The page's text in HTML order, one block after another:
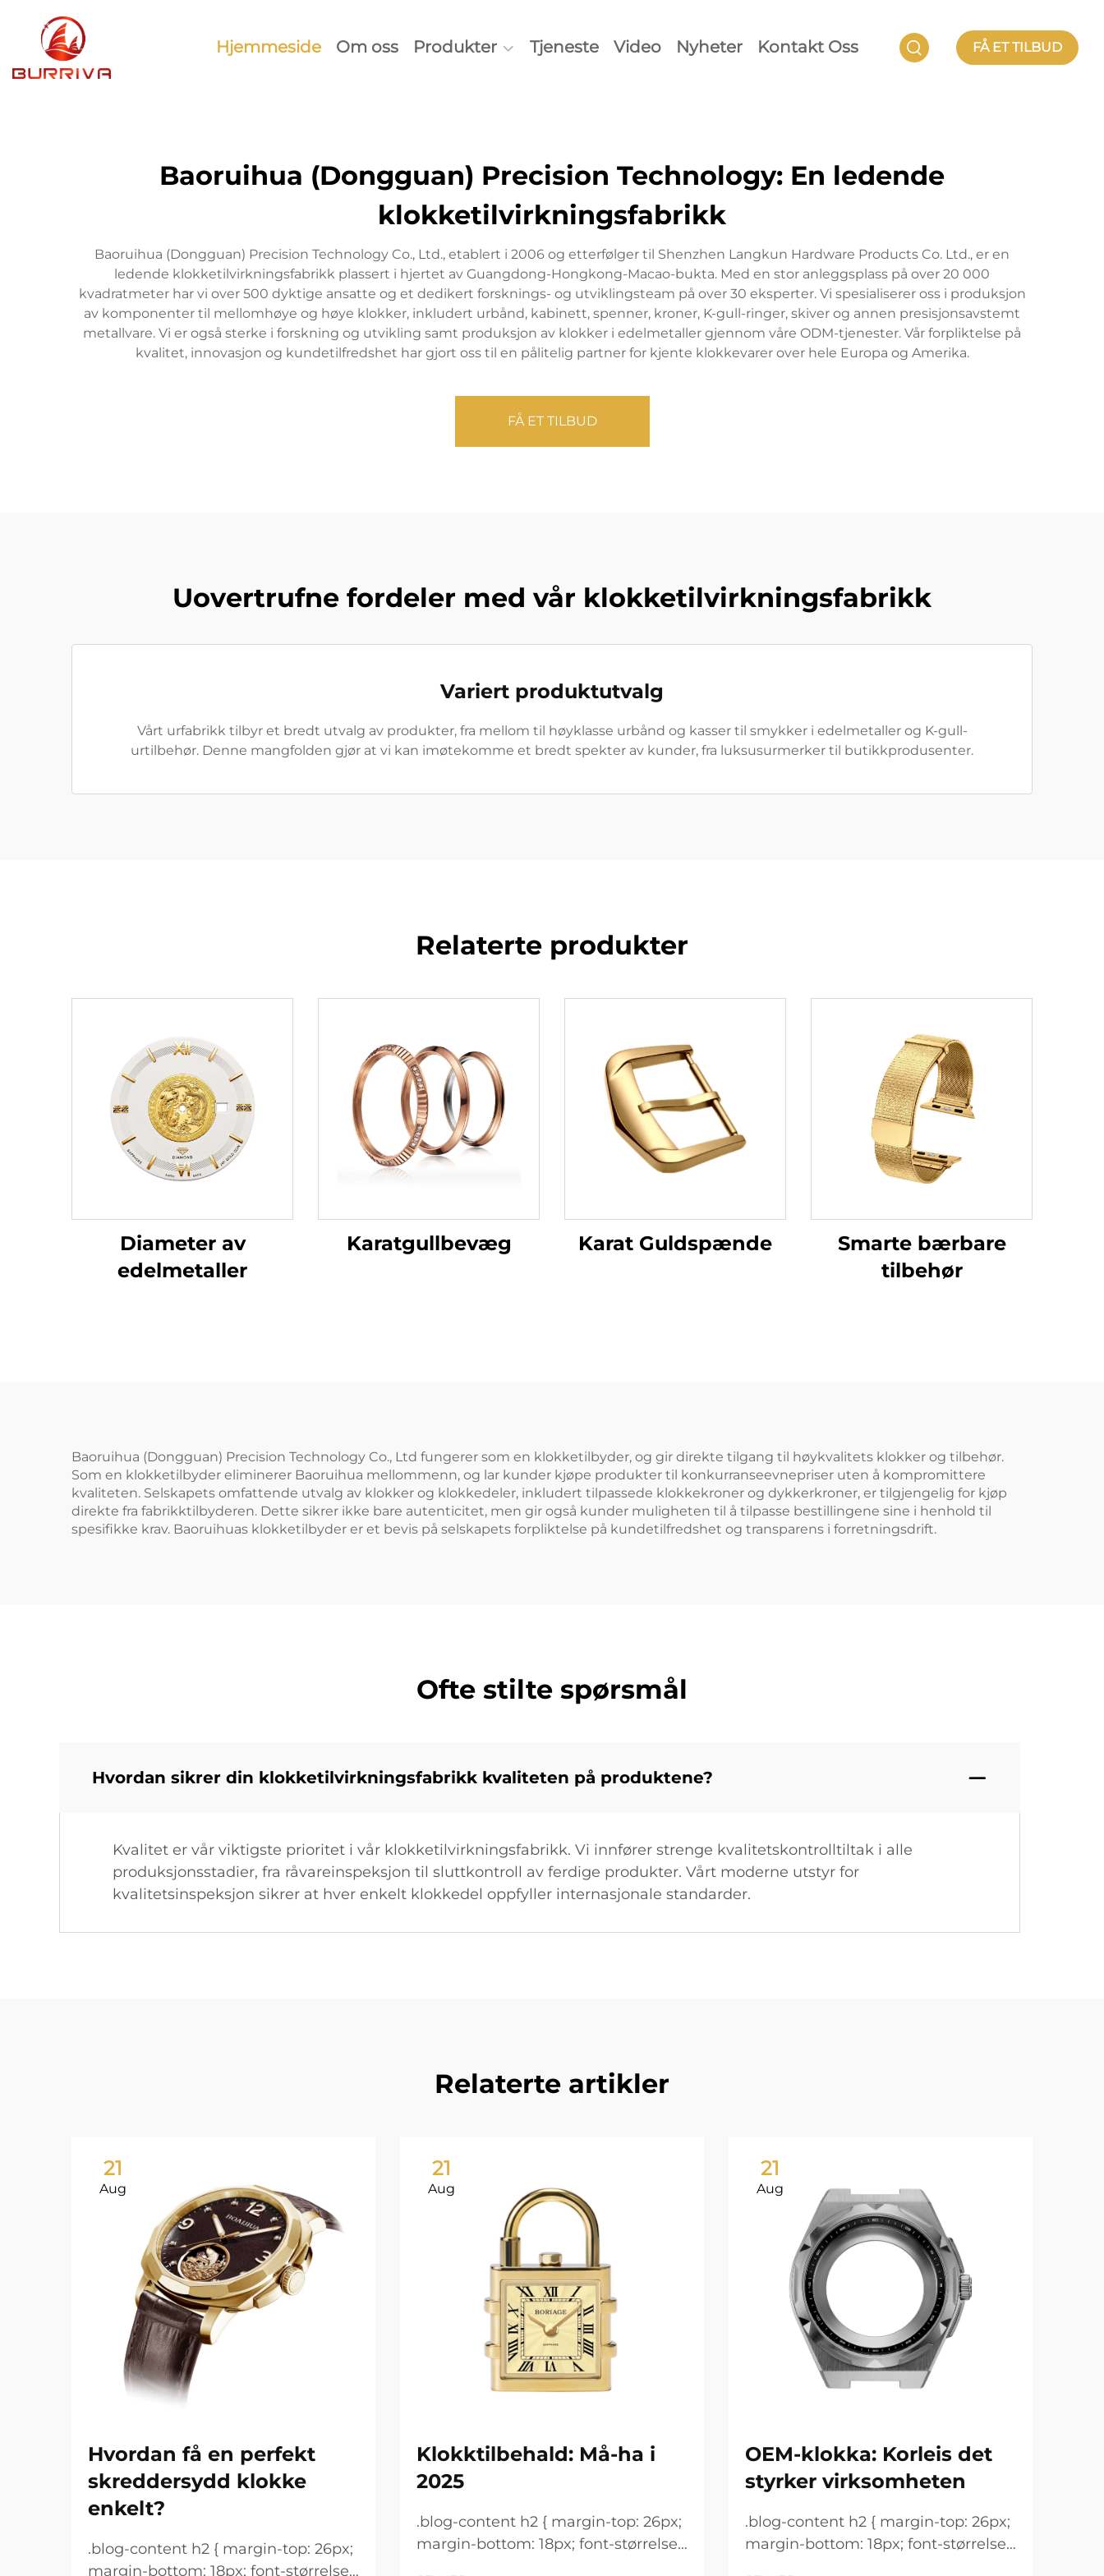
Hjemmeside Om oss Produkter Tjeneste Video Nyheter Kontakt Oss FÅ ET TILBUD
Baoruihua (Dongguan) Precision Technology: En ledende
klokketilvirkningsfabrikk
Baoruihua (Dongguan) Precision Technology Co., Ltd., etablert i 2006 og etterfølger til Shenzhen Langkun Hardware Products Co. Ltd., er en
ledende klokketilvirkningsfabrikk plassert i hjertet av Guangdong-Hongkong-Macao-bukta. Med en stor anleggsplass på over 20 000
kvadratmeter har vi over 500 dyktige ansatte og et dedikert forsknings- og utviklingsteam på over 30 eksperter. Vi spesialiserer oss i produksjon
av komponenter til mellomhøye og høye klokker, inkludert urbånd, kabinett, spenner, kroner, K-gull-ringer, skiver og annen presisjonsavstemt
metallvare. Vi er også sterke i forskning og utvikling samt produksjon av klokker i edelmetaller gjennom våre ODM-tjenester. Vår forpliktelse på
kvalitet, innovasjon og kundetilfredshet har gjort oss til en pålitelig partner for kjente klokkevarer over hele Europa og Amerika.
FÅ ET TILBUD
Uovertrufne fordeler med vår klokketilvirkningsfabrikk
Variert produktutvalg
Vårt urfabrikk tilbyr et bredt utvalg av produkter, fra mellom til høyklasse urbånd og kasser til smykker i edelmetaller og K-gull-
urtilbehør. Denne mangfolden gjør at vi kan imøtekomme et bredt spekter av kunder, fra luksusurmerker til butikkprodusenter.
Relaterte produkter
Diameter av
edelmetaller
Karatgullbevæg Karat Guldspænde
Smarte bærbare
tilbehør
Baoruihua (Dongguan) Precision Technology Co., Ltd fungerer som en klokketilbyder, og gir direkte tilgang til høykvalitets klokker og tilbehør.
Som en klokketilbyder eliminerer Baoruihua mellommenn, og lar kunder kjøpe produkter til konkurranseevnepriser uten å kompromittere
kvaliteten. Selskapets omfattende utvalg av klokker og klokkedeler, inkludert tilpassede klokkekroner og dykkerkroner, er tilgjengelig for kjøp
direkte fra fabrikktilbyderen. Dette sikrer ikke bare autenticitet, men gir også kunder muligheten til å tilpasse bestillingene sine i henhold til
spesifikke krav. Baoruihuas klokketilbyder er et bevis på selskapets forpliktelse på kundetilfredshet og transparens i forretningsdrift.
Ofte stilte spørsmål
Hvordan sikrer din klokketilvirkningsfabrikk kvaliteten på produktene?
Kvalitet er vår viktigste prioritet i vår klokketilvirkningsfabrikk. Vi innfører strenge kvalitetskontrolltiltak i alle
produksjonsstadier, fra råvareinspeksjon til sluttkontroll av ferdige produkter. Vårt moderne utstyr for
kvalitetsinspeksjon sikrer at hver enkelt klokkedel oppfyller internasjonale standarder.
Relaterte artikler
21
Aug
Hvordan få en perfekt
skreddersydd klokke
enkelt?
.blog-content h2 { margin-top: 26px;
margin-bottom: 18px; font-størrelse:
21
Aug
Klokktilbehald: Må-ha i
2025
.blog-content h2 { margin-top: 26px;
margin-bottom: 18px; font-størrelse:
21
Aug
OEM-klokka: Korleis det
styrker virksomheten
.blog-content h2 { margin-top: 26px;
margin-bottom: 18px; font-størrelse: